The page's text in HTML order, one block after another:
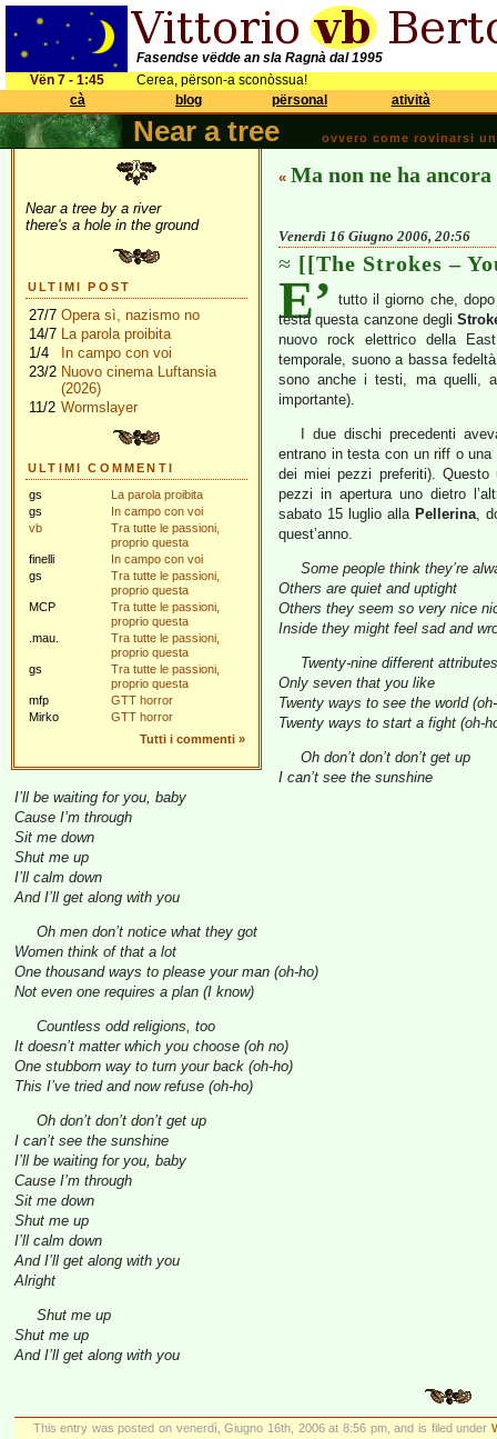
Fasendse vëdde an sla Ragnà dal 1995
Vën 7 - 1:45
Cerea, përson-a sconòssua!
cà
blog përsonal atività
Near a tree ovvero come rovinarsi
Near a tree by a river
there's a hole in the ground
ULTIMI POST
27/7 Opera sì, nazismo no
14/7 La parola proibita
1/4
In campo con voi
23/2 Nuovo cinema Luftansia
(2026)
11/2 Wormslayer
ULTIMI COMMENTI
gs
La parola proibita
gs
In campo con voi
vb
Tra tutte le passioni,
proprio questa
finelli
In campo con voi
gs
Tra tutte le passioni,
proprio questa
MCP
Tra tutte le passioni,
proprio questa
.mau.
Tra tutte le passioni,
proprio questa
gs
Tra tutte le passioni,
proprio questa
mfp
GTT horror
Mirko
GTT horror
Tutti i commenti »
« Ma non ne ha ancora
Venerdì 16 Giugno 2006, 20:56
[[The Strokes –
E’ tutto il giorno che,
testa questa canzone degli
nuovo rock elettrico della
temporale, suono a bassa
sono anche i testi, ma quelli,
importante).
I due dischi precedenti
entrano in testa con un riff o una
dei miei pezzi preferiti). Questo
pezzi in apertura uno dietro
sabato 15 luglio alla Pellerina,
quest’anno.
Some people think they’re
Others are quiet and uptight
Others they seem so very nice
Inside they might feel sad and
Twenty-nine different attributes
Only seven that you like
Twenty ways to see the world
Twenty ways to start a fight (oh-
Oh don’t don’t don’t get up
I can’t see the sunshine
I’ll be waiting for you, baby
Cause I’m through
Sit me down
Shut me up
I’ll calm down
And I’ll get along with you
Oh men don’t notice what they got
Women think of that a lot
One thousand ways to please your man (oh-ho)
Not even one requires a plan (I know)
Countless odd religions, too
It doesn’t matter which you choose (oh no)
One stubborn way to turn your back (oh-ho)
This I’ve tried and now refuse (oh-ho)
Oh don’t don’t don’t get up
I can’t see the sunshine
I’ll be waiting for you, baby
Cause I’m through
Sit me down
Shut me up
I’ll calm down
And I’ll get along with you
Alright
Shut me up
Shut me up
And I’ll get along with you
This entry was posted on venerdì, Giugno 16th, 2006 at 8:56 pm, and is filed under